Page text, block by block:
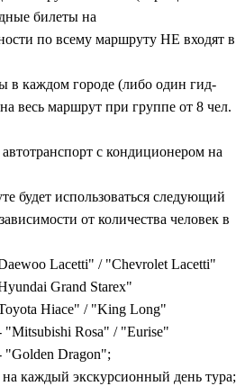
билеты на
по всему маршруту НЕ входят в
в каждом городе (либо один гид-
весь маршрут при группе от 8 чел.
с кондиционером на
будет использоваться следующий
от количества человек в
Lacetti" / "Chevrolet Lacetti"
Grand Starex"
Hiace" / "King Long"
"Mitsubishi Rosa" / "Eurise"
"Golden Dragon";
каждый экскурсионный день тура;